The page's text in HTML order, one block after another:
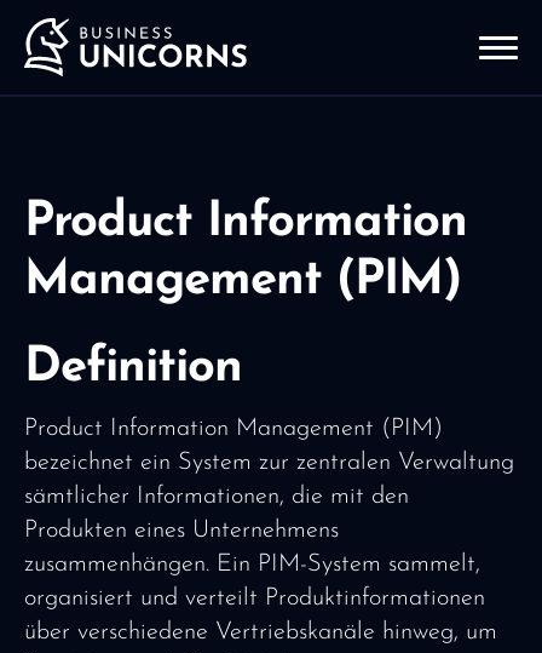
Product Information
Management (PIM)
Definition
Product Information Management (PIM)
bezeichnet ein System zur zentralen Verwaltung
sämtlicher Informationen, die mit den
Produkten eines Unternehmens
zusammenhängen. Ein PIM-System sammelt,
organisiert und verteilt Produktinformationen
über verschiedene Vertriebskanäle hinweg, um